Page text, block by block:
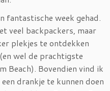
fantastische week gehad.
veel backpackers, maar
plekjes te ontdekken
wel de prachtigste
Beach). Bovendien vind ik
drankje te kunnen doen